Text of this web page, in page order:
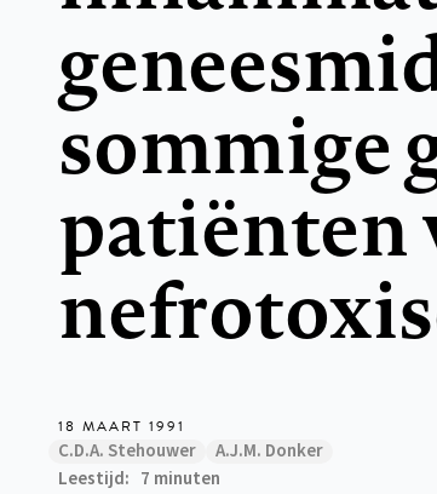
sommige
patiënten
18 MAART 1991
C.D.A. Stehouwer
A.J.M. Donker
Leestijd
7 minuten